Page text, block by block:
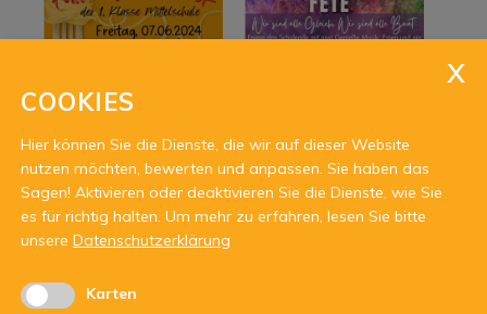
COOKIES
Hier können Sie die Dienste, die wir auf dieser Website
nutzen möchten, bewerten und anpassen. Sie haben das
Sagen! Aktivieren oder deaktivieren Sie die Dienste, wie Sie
es für richtig halten. Um mehr zu erfahren, lesen Sie bitte
unsere Datenschutzerklärung
Karten